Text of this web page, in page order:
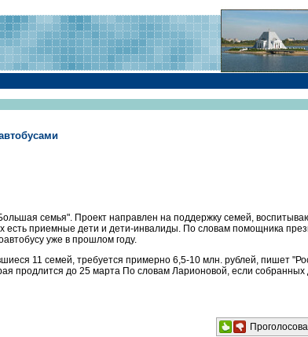
семья". Проект направлен на поддержку семей,
есть приемные дети и дети-инвалиды. По словам помощника
уже в прошлом году.
11 семей, требуется примерно 6,5-10 млн. рублей, пишет
продлится до 25 марта По словам Ларионовой, если собранных